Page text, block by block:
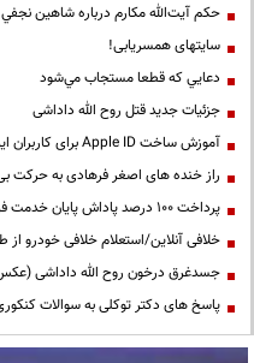
حكم آيت‌الله مكارم درباره شاهين نجفي
سایتهای همسریابی!
دعايي كه قطعا مستجاب مي‌شود
جزئیات جدید قتل روح الله داداشی
آموزش ساخت Apple ID برای کاربران ایرانی
راز خنده های اصغر فرهادی به حرکت
پرداخت ۱۰۰ درصد پاداش پایان خدمت فرهنگیان
خلافی آنلاین/استعلام خلافی خودرو از
جسدغرق درخون روح الله داداشی
پاسخ های دکتر توکلی به سوالات